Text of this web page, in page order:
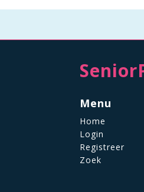
Menu
Home
Login
Registreer
Zoek